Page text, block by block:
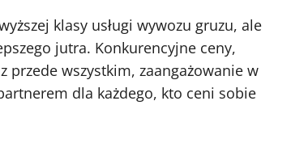
klasy usługi wywozu gruzu, ale
jutra. Konkurencyjne ceny,
wszystkim, zaangażowanie w
dla każdego, kto ceni sobie